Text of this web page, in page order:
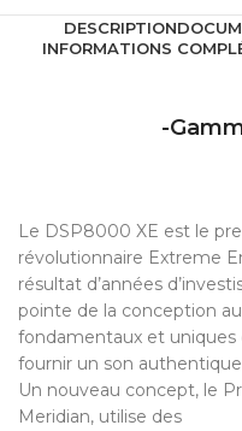
DESCRIPTION
INFORMATIONS
-
Le DSP8000 XE est le
révolutionnaire Extreme
résultat d’années
pointe de la conception
fondamentaux et uniques
fournir un son
Un nouveau concept, le
Meridian, utilise des